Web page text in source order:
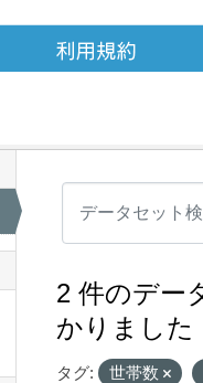
2 件のデー
かりました
タグ: 世帯数